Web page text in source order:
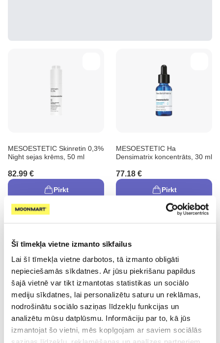
Šī tīmekļa vietne izmanto sīkfailus
Lai šī tīmekļa vietne darbotos, tā izmanto obligāti
nepieciešamās sīkdatnes. Ar jūsu piekrišanu papildus
šajā vietnē var tikt izmantotas statistikas un sociālo
mediju sīkdatnes, lai personalizētu saturu un reklāmas,
nodrošinātu sociālo saziņas līdzekļu funkcijas un
analizētu mūsu datplūsmu. Informāciju par to, kā jūs
izmantojat šo vietni, mēs kopīgojam ar saviem sociālās
MESOESTETIC Skinretin 0,3%
Night sejas krēms, 50 ml
82.99 €
Pirkt
MESOESTETIC Ha
Densimatrix koncentrāts, 30 ml
77.18 €
Pirkt
MESOESTETIC Age Element
Firming sejas krēms, 50 ml
73.86 €
-20%
Uztura bagātinātājs
MESOESTETIC Blemiderm
Caps kapsulas, 60 gab.
35.99 €44.99 €